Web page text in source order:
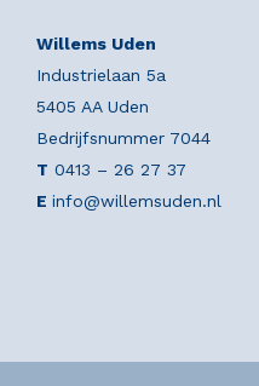
Willems Uden
Industrielaan 5a
5405 AA Uden
Bedrijfsnummer 7044
T 0413 – 26 27 37
E info@willemsuden.nl